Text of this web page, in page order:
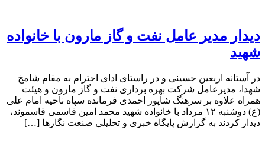
دیدار مدیر عامل نفت و گاز مارون با خانواده
شهید
در آستانه اربعین حسینی و در راستای ادای احترام به مقام شامخ
شهدا، مدیرعامل شرکت بهره برداری نفت و گاز مارون و هیئت
همراه علاوه بر سرهنگ شاپور احمدی فرمانده سپاه ناحیه امام علی
(ع) دوشنبه ۱۲ مرداد با خانواده شهید محمد امین قاسمی قاسموند،
دیدار کردند به گزارش پایگاه خبری و تحلیلی صنعت نگارها […]